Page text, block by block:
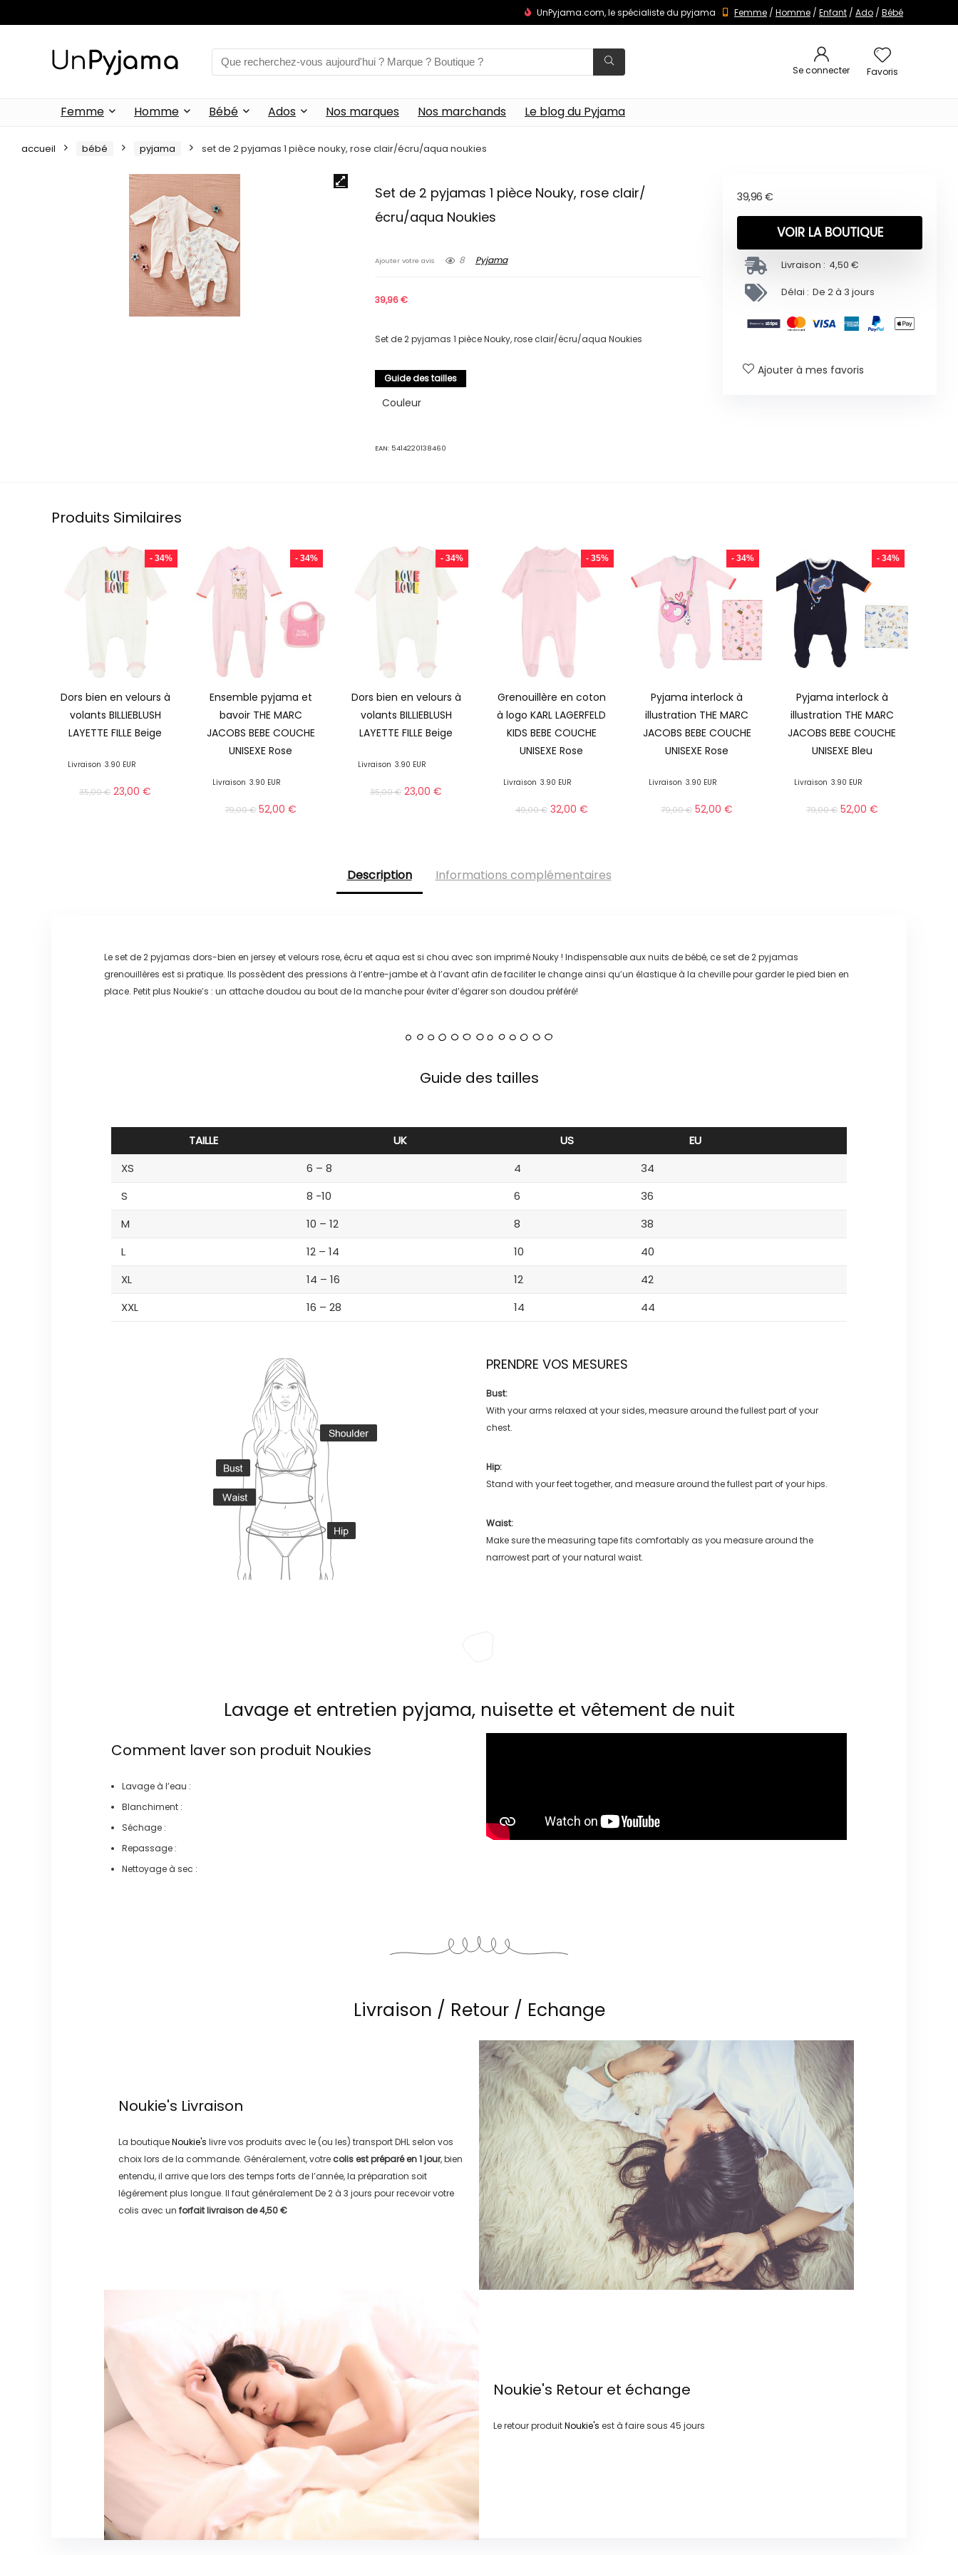
UnPyjama.com, le spécialiste du pyjama Femme / Homme / Enfant / Ado / Bébé
Se connecter Favoris
Femme Homme Bébé Ados Nos marques Nos marchands Le blog du Pyjama
accueil bébé pyjama set de 2 pyjamas 1 pièce nouky, rose clair/écru/aqua noukies
Set de 2 pyjamas 1 pièce Nouky, rose clair/
écru/aqua Noukies
Ajouter votre avis 8 Pyjama
39,96€
Set de 2 pyjamas 1 pièce Nouky, rose clair/écru/aqua Noukies
Guide des tailles
Couleur
EAN: 5414220138460
39,96 €
VOIR LA BOUTIQUE
Livraison : 4,50 €
Délai : De 2 à 3 jours
Ajouter à mes favoris
Produits Similaires
- 34%
Dors bien en velours à
volants BILLIEBLUSH
LAYETTE FILLE Beige
Livraison 3.90 EUR
35,00€ 23,00€
- 34%
Ensemble pyjama et
bavoir THE MARC
JACOBS BEBE COUCHE
UNISEXE Rose
Livraison 3.90 EUR
79,00€ 52,00€
- 34%
Dors bien en velours à
volants BILLIEBLUSH
LAYETTE FILLE Beige
Livraison 3.90 EUR
35,00€ 23,00€
- 35%
Grenouillère en coton
à logo KARL LAGERFELD
KIDS BEBE COUCHE
UNISEXE Rose
Livraison 3.90 EUR
49,00€ 32,00 €
- 34%
Pyjama interlock à
illustration THE MARC
JACOBS BEBE COUCHE
UNISEXE Rose
Livraison 3.90 EUR
79,00€ 52,00€
- 34%
Pyjama interlock à
illustration THE MARC
JACOBS BEBE COUCHE
UNISEXE Bleu
Livraison 3.90 EUR
79,00€ 52,00 €
Description Informations complémentaires
Le set de 2 pyjamas dors-bien en jersey et velours rose, écru et aqua est si chou avec son imprimé Nouky ! Indispensable aux nuits de bébé, ce set de 2 pyjamas
grenouillères est si pratique. Ils possèdent des pressions à l’entre-jambe et à l’avant afin de faciliter le change ainsi qu’un élastique à la cheville pour garder le pied bien en
place. Petit plus Noukie’s : un attache doudou au bout de la manche pour éviter d’égarer son doudou préféré!
Guide des tailles
TAILLE UK US
EU
XS
6 – 8 4
34
S
8 -10 6
36
M
10 – 12 8
38
L
12 – 14 10
40
XL
14 – 16 12
42
XXL
16 – 28 14 44
PRENDRE VOS MESURES
Bust:
With your arms relaxed at your sides, measure around the fullest part of your
chest.
Hip:
Stand with your feet together, and measure around the fullest part of your hips.
Waist:
Make sure the measuring tape fits comfortably as you measure around the
narrowest part of your natural waist.
Lavage et entretien pyjama, nuisette et vêtement de nuit
Comment laver son produit Noukies
Lavage à l’eau :
Blanchiment :
Séchage :
Repassage :
Nettoyage à sec :
Livraison / Retour / Echange
Noukie's Livraison
La boutiqueNoukie's livre vos produits avec le (ou les) transportDHLselon vos
choix lors de la commande. Généralement, votre colis est préparé en1 jour, bien
entendu, il arrive que lors des temps forts de l’année, la préparation soit
légérement plus longue. Il faut généralementDe 2 à 3 jours pour recevoir votre
colis avec un forfait livraison de4,50 €
Noukie's Retour et échange
Le retour produitNoukie's est à faire sous 45 jours